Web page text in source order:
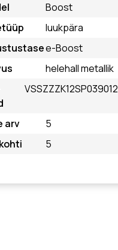
Boost
luukpära
e-Boost
helehall metallik
VSSZZZK12SP039012
arv
5
5